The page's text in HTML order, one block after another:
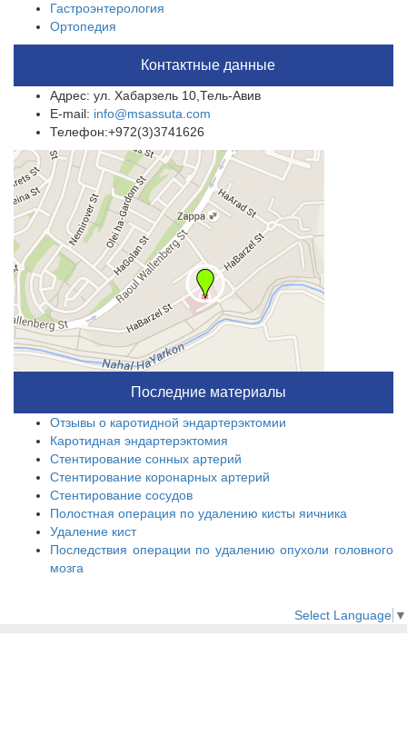
Гастроэнтерология
Ортопедия
Контактные данные
Адрес: ул. Хабарзель 10,Тель-Авив
E-mail: info@msassuta.com
Телефон:+972(3)3741626
Последние материалы
Отзывы о каротидной эндартерэктомии
Каротидная эндартерэктомия
Стентирование сонных артерий
Стентирование коронарных артерий
Стентирование сосудов
Полостная операция по удалению кисты яичника
Удаление кист
Последствия операции по удалению опухоли головного
мозга
Select Language ▼